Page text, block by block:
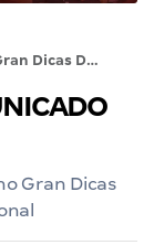
Gran Dicas DEPEN: COMUNICADO IMPORTANTE!
Gran Dicas